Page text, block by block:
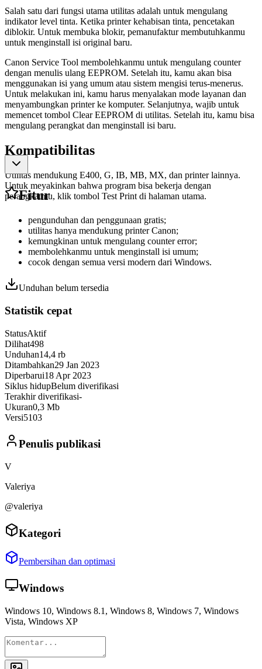
Salah satu dari fungsi utama utilitas adalah untuk mengulang
indikator level tinta. Ketika printer kehabisan tinta, pencetakan
diblokir. Untuk membuka blokir, pemanufaktur membutuhkanmu
untuk menginstall isi original baru.
Canon Service Tool membolehkanmu untuk mengulang counter
dengan menulis ulang EEPROM. Setelah itu, kamu akan bisa
menggunakan isi yang umum atau sistem mengisi terus-menerus.
Untuk melakukan ini, kamu harus menyalakan mode layanan dan
menyambungkan printer ke komputer. Selanjutnya, wajib untuk
memencet tombol Clear EEPROM di utilitas. Setelah itu, kamu bisa
mengulang perangkat dan menginstall isi baru.
Kompatibilitas
Utilitas mendukung E400, G, IB, MB, MX, dan printer lainnya.
Untuk meyakinkan bahwa program bisa bekerja dengan
perangkatmu, klik tombol Test Print di halaman utama.
Fitur
pengunduhan dan penggunaan gratis;
utilitas hanya mendukung printer Canon;
kemungkinan untuk mengulang counter error;
membolehkanmu untuk menginstall isi umum;
cocok dengan semua versi modern dari Windows.
Unduhan belum tersedia
Statistik cepat
StatusAktif
Dilihat498
Unduhan14,4 rb
Ditambahkan29 Jan 2023
Diperbarui18 Apr 2023
Siklus hidupBelum diverifikasi
Terakhir diverifikasi-
Ukuran0,3 Mb
Versi5103
Penulis publikasi
V
Valeriya
@valeriya
Kategori
Pembersihan dan optimasi
Windows
Windows 10, Windows 8.1, Windows 8, Windows 7, Windows
Vista, Windows XP